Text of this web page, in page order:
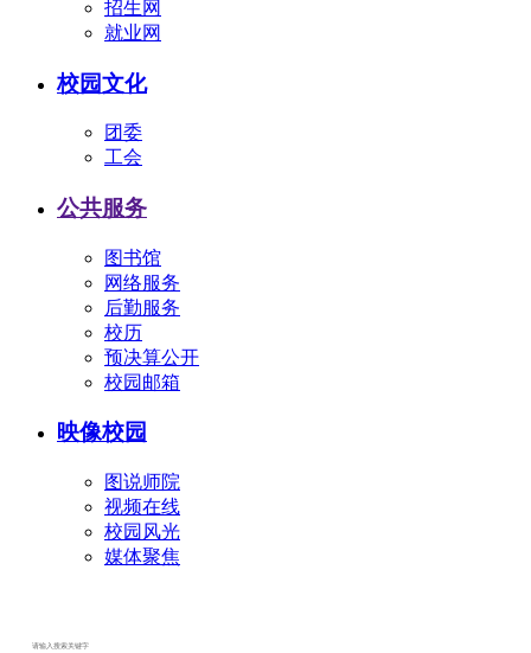
招生网
就业网
校园文化
团委
工会
公共服务
图书馆
网络服务
后勤服务
校历
预决算公开
校园邮箱
映像校园
图说师院
视频在线
校园风光
媒体聚焦